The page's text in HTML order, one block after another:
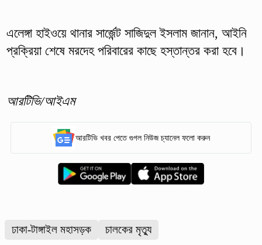
এলেঙ্গা হাইওয়ে থানার সার্জেন্ট সাজিদুল ইসলাম জানান, আইনি
প্রক্রিয়া শেষে মরদেহ পরিবারের কাছে হস্তান্তর করা হবে।
আরটিভি/আইএম
আরটিভি খবর পেতে গুগল নিউজ চ্যানেল ফলো করুন
ঢাকা-টাঙ্গাইল মহাসড়ক চালকের মৃত্যু